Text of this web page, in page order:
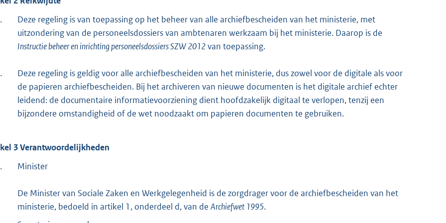
Deze regeling is van toepassing op het beheer van alle archiefbescheiden van het ministerie, met
uitzondering van de personeelsdossiers van ambtenaren werkzaam bij het ministerie. Daarop is de
Instructie beheer en inrichting personeelsdossiers SZW 2012van toepassing.
Deze regeling is geldig voor alle archiefbescheiden van het ministerie, dus zowel voor de digitale als voor
de papieren archiefbescheiden. Bij het archiveren van nieuwe documenten is het digitale archief echter
leidend: de documentaire informatievoorziening dient hoofdzakelijk digitaal te verlopen, tenzij een
bijzondere omstandigheid of de wet noodzaakt om papieren documenten te gebruiken.
3 Verantwoordelijkheden
Minister
De Minister van Sociale Zaken en Werkgelegenheid is de zorgdrager voor de archiefbescheiden van het
ministerie, bedoeld in artikel 1, onderdeel d, van de Archiefwet 1995.